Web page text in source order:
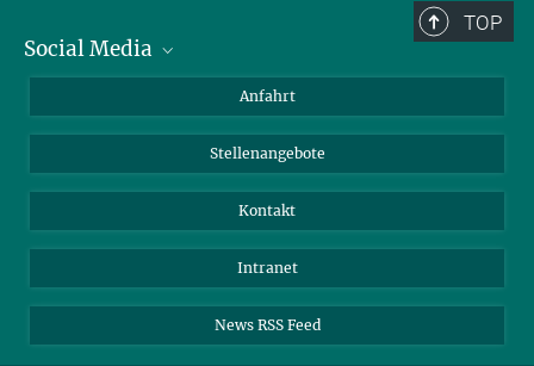
TOP
Social Media
Anfahrt
Stellenangebote
Kontakt
Intranet
News RSS Feed